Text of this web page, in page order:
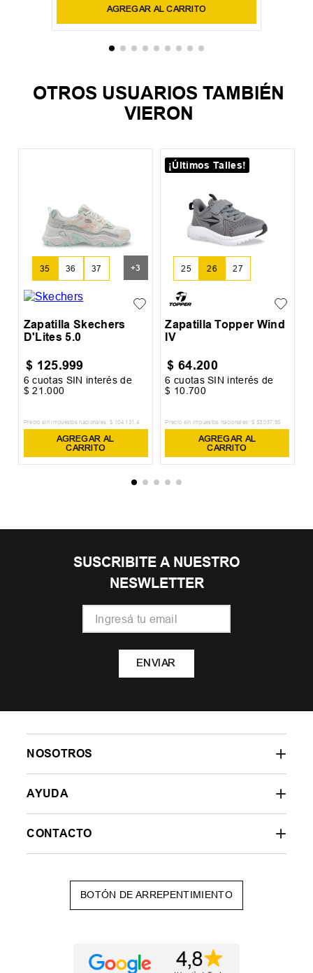
AGREGAR AL CARRITO
OTROS USUARIOS TAMBIÉN
VIERON
35 36 37 +3
Zapatilla Skechers
D'Lites 5.0
$ 125.999
6 cuotas SIN interés de
$ 21.000
Precio sin impuestos nacionales: $ 104.131 ,4
AGREGAR AL
CARRITO
¡Últimos Talles!
25 26 27
Zapatilla Topper Wind
IV
$ 64.200
6 cuotas SIN interés de
$ 10.700
Precio sin impuestos nacionales: $ 53.057,85
AGREGAR AL
CARRITO
SUSCRIBITE A NUESTRO
NESWLETTER
ENVIAR
NOSOTROS
AYUDA
CONTACTO
BOTÓN DE ARREPENTIMIENTO